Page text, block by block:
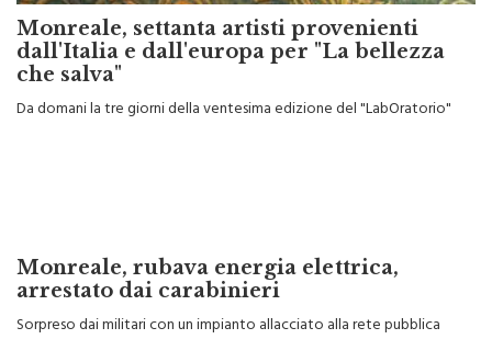
Monreale, settanta artisti provenienti
dall'Italia e dall'europa per "La bellezza
che salva"
Monreale, rubava energia elettrica,
arrestato dai carabinieri